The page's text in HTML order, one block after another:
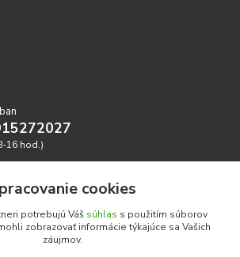
16 hod.)
cookies
potrebujú Váš súhlas s použitím súborov
zobrazovať informácie týkajúce sa Vašich
záujmov.